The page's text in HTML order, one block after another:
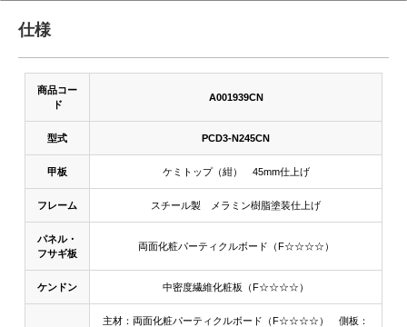
仕様
商品コー
ド
A001939CN
型式 PCD3-N245CN
甲板 ケミトップ（紺） 45mm仕上げ
フレーム スチール製 メラミン樹脂塗装仕上げ
パネル・
フサギ板
両面化粧パーティクルボード（F☆☆☆☆）
ケンドン 中密度繊維化粧板（F☆☆☆☆）
主材：両面化粧パーティクルボード（F☆☆☆☆） 側板：